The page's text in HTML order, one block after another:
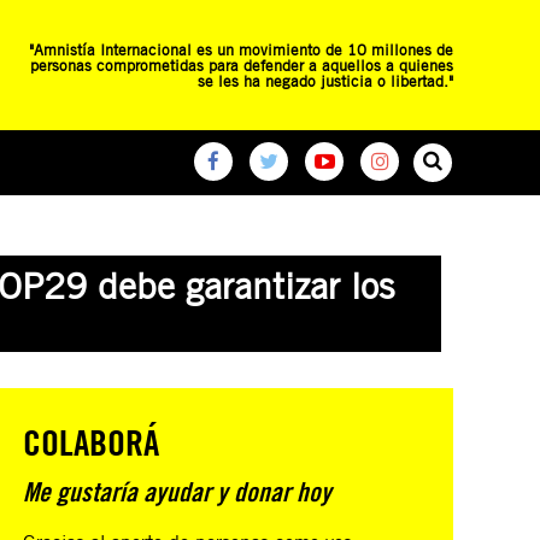
"Amnistía Internacional es un movimiento de 10 millones de
personas comprometidas para defender a aquellos a quienes
se les ha negado justicia o libertad."
debe garantizar los
COLABORÁ
Me gustaría ayudar y donar hoy